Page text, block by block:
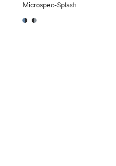
Microspec-Splash